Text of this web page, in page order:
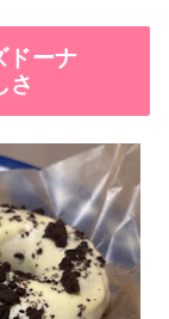
ドーナ
さ